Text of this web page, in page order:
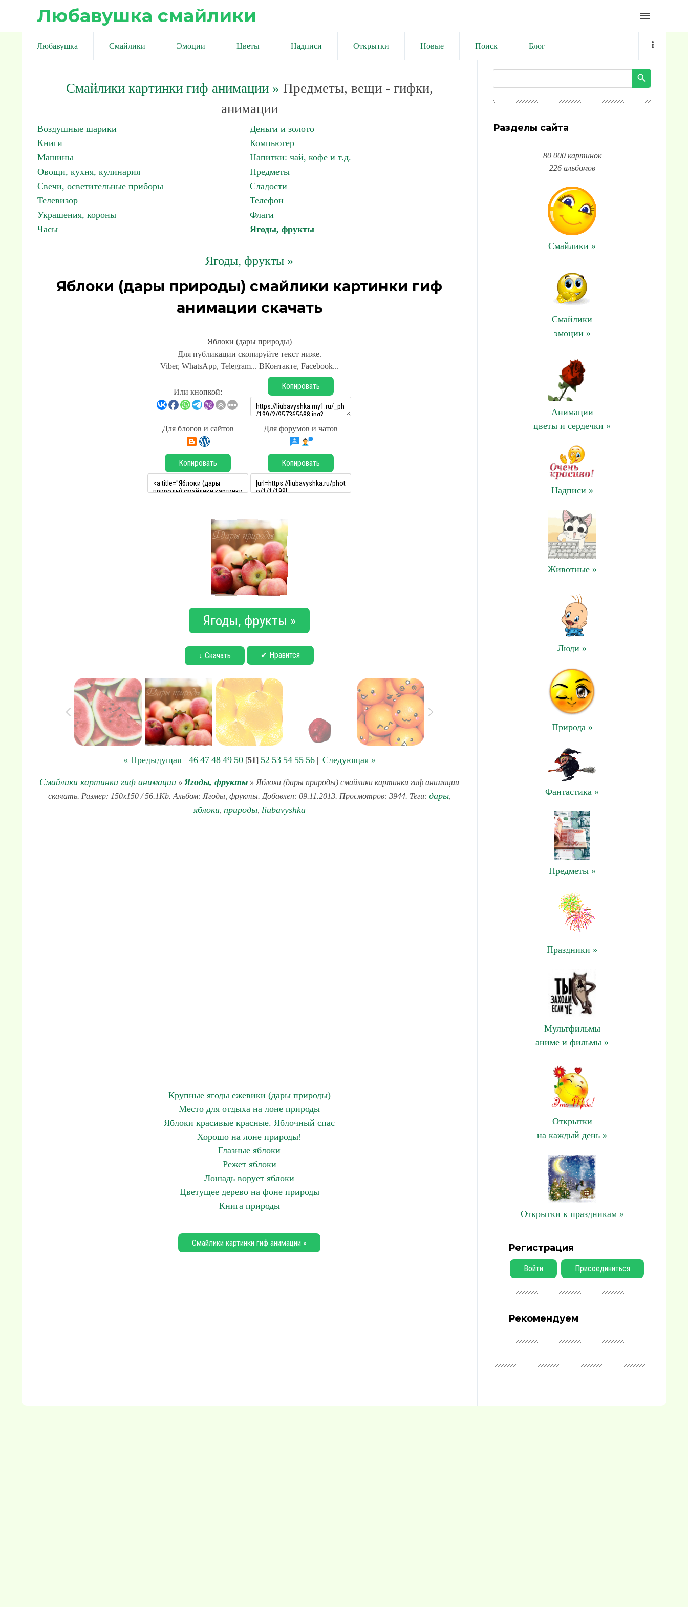
Любавушка смайлики menu
Любавушка Смайлики Эмоции Цветы Надписи Открытки Новые Поиск Блог
Смайлики картинки гиф анимации» Предметы, вещи - гифки,
анимации
Воздушные шарики
Деньги и золото
Книги
Компьютер
Машины
Напитки: чай, кофе и т.д.
Овощи, кухня, кулинария
Предметы
Свечи, осветительные приборы
Сладости
Телевизор
Телефон
Украшения, короны
Флаги
Часы
Ягоды, фрукты
Ягоды, фрукты »
Яблоки (дары природы) смайлики картинки гиф
анимации скачать
Яблоки (дары природы)
Для публикации скопируйте текст ниже.
Viber, WhatsApp, Telegram... ВКонтакте, Facebook...
Или кнопкой:
Копировать
Для блогов и сайтов Для форумов и чатов
Копировать Копировать
Ягоды, фрукты »
↓ Скачать ✔ Нравится
« Предыдущая| 46 47 48 49 50[51] 52 53 54 55 56| Следующая »
Смайлики картинки гиф анимации » Ягоды, фрукты » Яблоки (дары природы) смайлики картинки гиф анимации
скачать. Размер: 150x150 / 56.1Kb. Альбом: Ягоды, фрукты. Добавлен: 09.11.2013. Просмотров: 3944. Теги: дары,
яблоки, природы, liubavyshka
Крупные ягоды ежевики (дары природы)
Место для отдыха на лоне природы
Яблоки красивые красные. Яблочный спас
Хорошо на лоне природы!
Глазные яблоки
Режет яблоки
Лошадь ворует яблоки
Цветущее дерево на фоне природы
Книга природы
Смайлики картинки гиф анимации »
Разделы сайта
80 000 картинок
226 альбомов
Смайлики »
Смайлики
эмоции »
Анимации
цветы и сердечки »
Надписи »
Животные »
Люди »
Природа »
Фантастика »
Предметы »
Праздники »
Мультфильмы
аниме и фильмы »
Открытки
на каждый день »
Открытки к праздникам »
Регистрация
Войти Присоединиться
Рекомендуем